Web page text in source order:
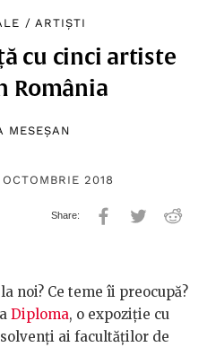
/ ARTIȘTI
cu cinci artiste
România
MESEȘAN
2018
noi? Ce teme îi preocupă?
Diploma, o expoziție cu
ai facultăților de